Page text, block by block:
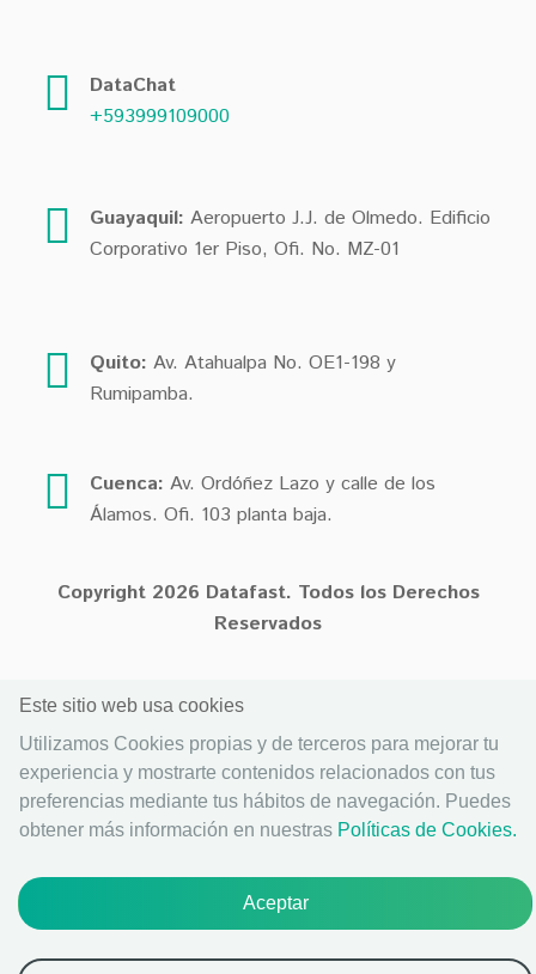
Este sitio web usa cookies
Utilizamos Cookies propias y de terceros para mejorar tu
experiencia y mostrarte contenidos relacionados con tus
preferencias mediante tus hábitos de navegación. Puedes
obtener más información en nuestras Políticas de Cookies.
Aceptar
DataChat
+593999109000
Guayaquil: Aeropuerto J.J. de Olmedo. Edificio
Corporativo 1er Piso, Ofi. No. MZ-01
Quito: Av. Atahualpa No. OE1-198 y
Rumipamba.
Cuenca: Av. Ordóñez Lazo y calle de los
Álamos. Ofi. 103 planta baja.
Copyright 2026 Datafast. Todos los Derechos
Reservados
Contáctanos
DataChat DataMail DataCall